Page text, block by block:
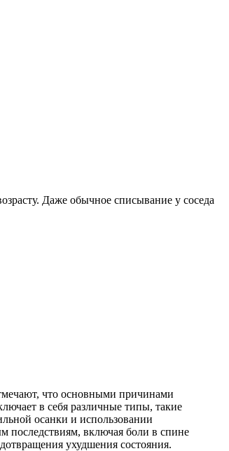
Даже обычное списывание у соседа
что основными причинами
в себя различные типы, такие
осанки и использовании
последствиям, включая боли в спине
ухудшения состояния.